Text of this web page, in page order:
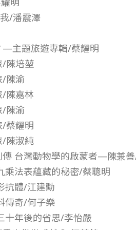
/潘震澤
—主題旅遊專輯/蔡耀明
/陳培堃
/陳渝
/陳嘉林
/陳渝
/蔡耀明
/陳淑純
傳 台灣動物學的啟蒙者—陳兼
乘法表蘊藏的秘密/蔡聰明
抗體/江建勳
傳奇/何子樂
十年後的省思/李怡嚴